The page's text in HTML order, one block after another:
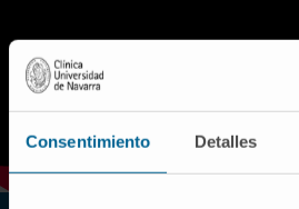
Consentimiento Detalles